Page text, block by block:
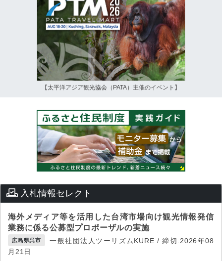
【太平洋アジア観光協会（PATA）主催のイベント】
入札情報セレクト
海外メディア等を活用した台湾市場向け観光情報発信
業務に係る公募型プロポーザルの実施
広島県呉市
一般社団法人ツーリズムKURE / 締切:2026年08
月21日